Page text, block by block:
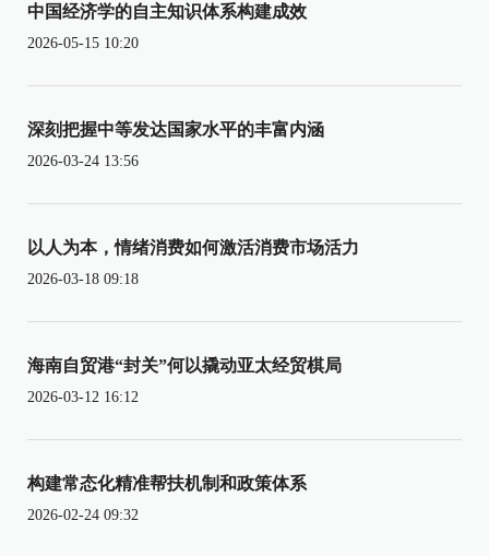
中国经济学的自主知识体系构建成效
2026-05-15 10:20
深刻把握中等发达国家水平的丰富内涵
2026-03-24 13:56
以人为本，情绪消费如何激活消费市场活力
2026-03-18 09:18
海南自贸港“封关”何以撬动亚太经贸棋局
2026-03-12 16:12
构建常态化精准帮扶机制和政策体系
2026-02-24 09:32